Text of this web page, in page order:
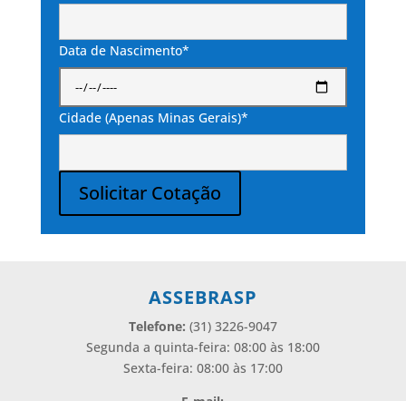
Data de Nascimento*
Cidade (Apenas Minas Gerais)*
Solicitar Cotação
ASSEBRASP
Telefone: (31) 3226-9047
Segunda a quinta-feira: 08:00 às 18:00
Sexta-feira: 08:00 às 17:00